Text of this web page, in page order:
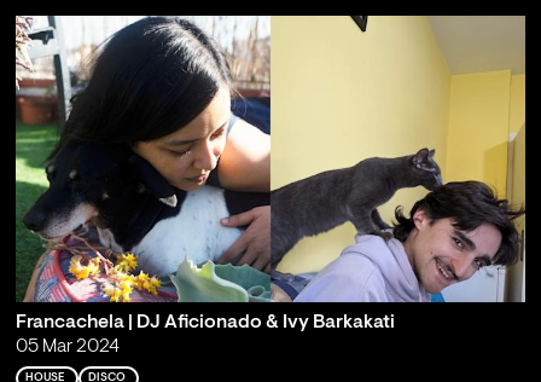
Francachela | DJ Aficionado & Ivy Barkakati
05 Mar 2024
HOUSE DISCO